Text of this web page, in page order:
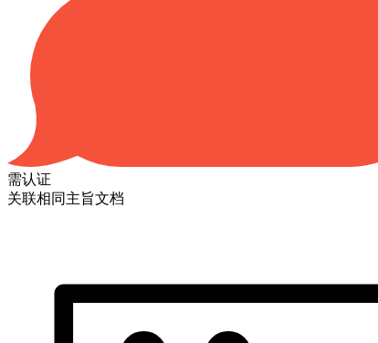
需认证
关联相同主旨文档